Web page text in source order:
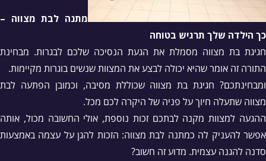
מתנה לבת מצווה –
כך הילדה שלך תרגיש בטוחה
חגיגת בת מצווה מסמלת את הגעת הנסיכה שלכם לבגרות. מבחינת
התורה זה אומר שהיא יכולה לבצע את המצוות שנשים בוגרות מקיימות.
ומבחינתכם? חגיגת בת מצווה שכוללת מסיבה, וכמובן הפתעה לבת
מצווה שתעלה חיוך על פניה של היקרה לכם מכל.
ההגעה למצוות מקנה לבתכם זכות נוספת, אולי החשובה מכול, אותה
אפשר להעניק לה כמתנה לבת מצווה: הזכות להגן על עצמה באמצעות
סדנה להגנה עצמית. מדוע זה חשוב?